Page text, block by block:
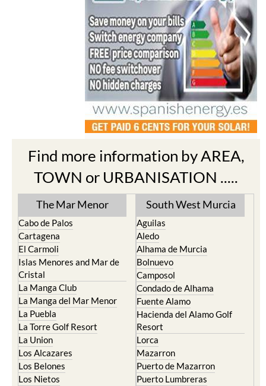
Find more information by AREA,
TOWN or URBANISATION .....
The Mar Menor
Cabo de Palos
Cartagena
El Carmoli
Islas Menores and Mar de
Cristal
La Manga Club
La Manga del Mar Menor
La Puebla
La Torre Golf Resort
La Union
Los Alcazares
Los Belones
Los Nietos
South West Murcia
Aguilas
Aledo
Alhama de Murcia
Bolnuevo
Camposol
Condado de Alhama
Fuente Alamo
Hacienda del Alamo Golf
Resort
Lorca
Mazarron
Puerto de Mazarron
Puerto Lumbreras